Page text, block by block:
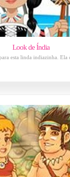
Look de Índia
esta linda indiazinha. Ela